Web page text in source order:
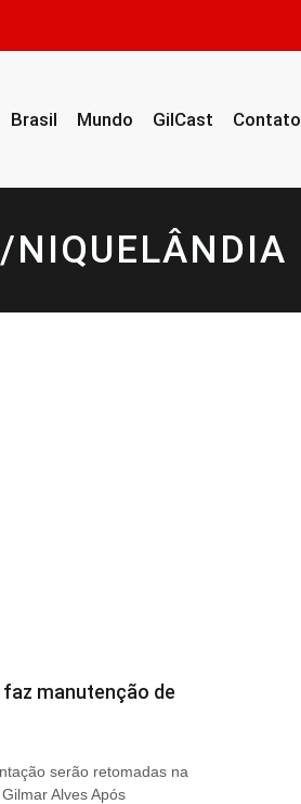
Brasil Mundo GilCast Contato
NIQUELÂNDIA
faz manutenção de
serão retomadas na
Alves Após